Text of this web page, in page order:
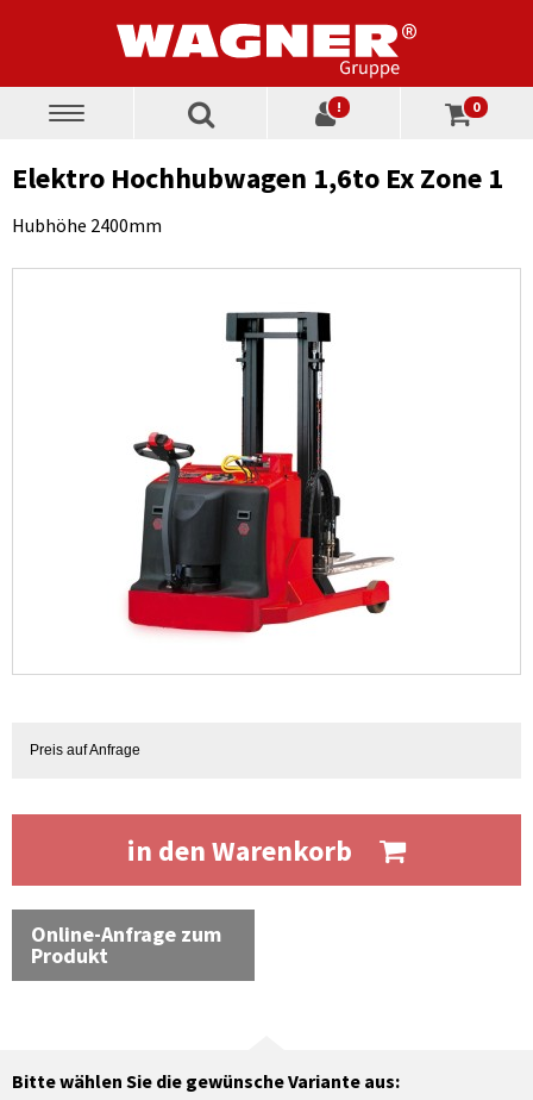
Toggle
! 0
Elektro Hochhubwagen 1,6to Ex Zone 1
Hubhöhe 2400mm
Preis auf Anfrage
in den Warenkorb
Online-Anfrage zum
Produkt
Bitte wählen Sie die gewünsche Variante aus: